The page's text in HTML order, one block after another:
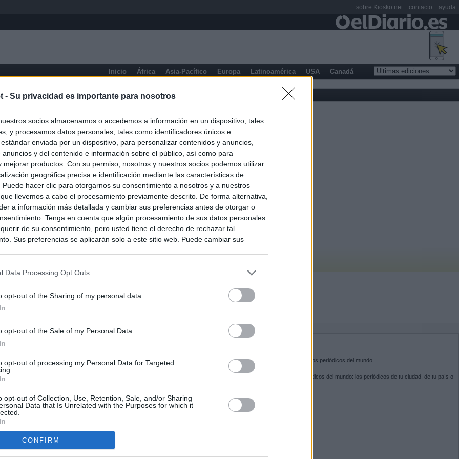
- Su privacidad es importante para nosotros
socios almacenamos o accedemos a información en un dispositivo, tales
y procesamos datos personales, tales como identificadores únicos e
enviada por un dispositivo, para personalizar contenidos y anuncios,
anuncios y del contenido e información sobre el público, así como para
mejorar productos. Con su permiso, nosotros y nuestros socios podemos utilizar
geográfica precisa e identificación mediante las características de
Puede hacer clic para otorgarnos su consentimiento a nosotros y a nuestros
llevemos a cabo el procesamiento previamente descrito. De forma alternativa,
a información más detallada y cambiar sus preferencias antes de otorgar o
Tenga en cuenta que algún procesamiento de sus datos personales
de su consentimiento, pero usted tiene el derecho de rechazar tal
Sus preferencias se aplicarán solo a este sitio web. Puede cambiar sus
Data Processing Opt Outs
opt-out of the Sharing of my personal data.
opt-out of the Sale of my Personal Data.
opt-out of processing my Personal Data for Targeted
opt-out of Collection, Use, Retention, Sale, and/or Sharing
Data that Is Unrelated with the Purposes for which it
CONFIRM
Inicio África Asia-Pacífico Europa Latinoamérica USA Canadá
Ontario
Ayuso señaló por la compra del ático: "Lo que no se dice es
residencia oficial para la presidenta"
Ayuso no puede destinar directamente la venta del ático de
por los incendios
Kiosko.netes la puerta de entrada a los periódicos del mundo.
Navega por las portadas de los periódicos del mundo: los periódicos de tu ciudad, de tu país o
SÍGUENOS
sobre Kiosko.net contacto ayuda